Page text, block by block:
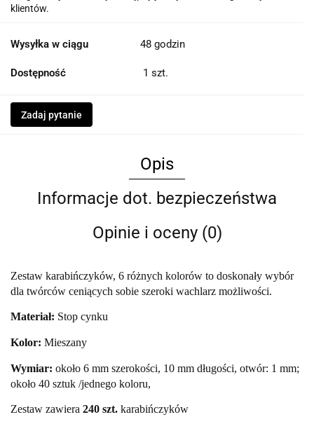
klientów.
Wysyłka w ciągu 48 godzin
Dostępność 1 szt.
Zadaj pytanie
Opis
Informacje dot. bezpieczeństwa
Opinie i oceny (0)
Zestaw karabińczyków, 6 różnych kolorów to doskonały wybór
dla twórców ceniących sobie szeroki wachlarz możliwości.
Materiał: Stop cynku
Kolor: Mieszany
Wymiar: około 6 mm szerokości, 10 mm długości, otwór: 1 mm;
około 40 sztuk /jednego koloru,
Zestaw zawiera 240 szt. karabińczyków